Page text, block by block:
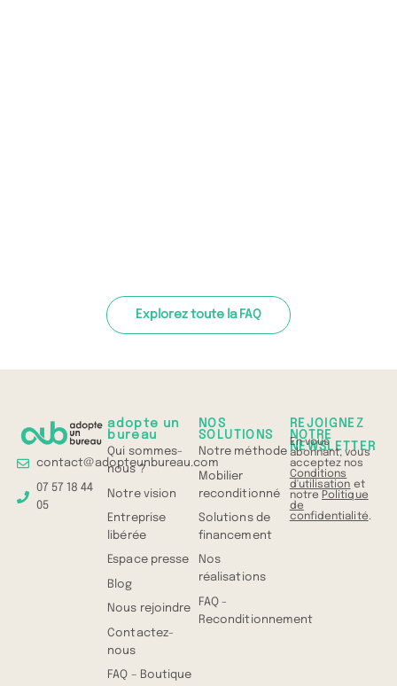
Explorez toute la FAQ
contact@adopteunbureau.com
07 57 18 44
05
adopte un
bureau
Qui sommes-
nous ?
Notre vision
Entreprise
libérée
Espace presse
Blog
Nous rejoindre
Contactez-
nous
FAQ – Boutique
NOS
SOLUTIONS
Notre méthode
Mobilier
reconditionné
Solutions de
financement
Nos
réalisations
FAQ -
Reconditionnement
REJOIGNEZ
NOTRE
NEWSLETTER
En vous
abonnant, vous
acceptez nos
Conditions
d'utilisation et
notre Politique
de
confidentialité.